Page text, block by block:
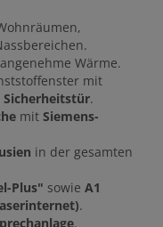
Wärme.
mit
Sicherheitstür.
mit Siemens-
in der gesamten
Plus" sowie A1
.
.